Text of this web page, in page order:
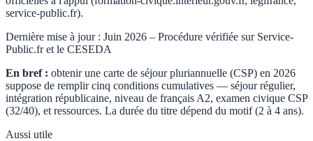
service-public.fr).
Dernière mise à jour : Juin 2026 – Procédure vérifiée sur Service-
Public.fr et le CESEDA
En bref : obtenir une carte de séjour pluriannuelle (CSP) en 2026
suppose de remplir cinq conditions cumulatives — séjour régulier,
intégration républicaine, niveau de français A2, examen civique CSP
(32/40), et ressources. La durée du titre dépend du motif (2 à 4 ans).
Aussi utile